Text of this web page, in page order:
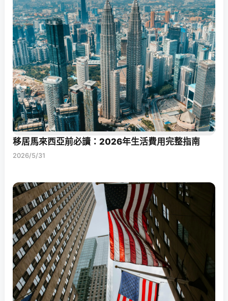
移居馬來西亞前必讀：2026年生活費用完整指南
2026/5/31